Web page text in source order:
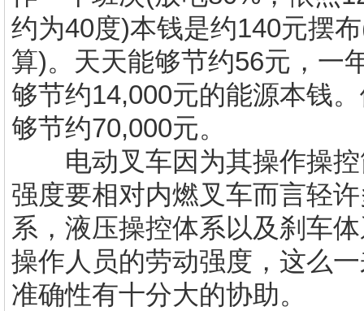
约为40度)本钱是约140元摆
算)。天天能够节约56元，一
够节约14,000元的能源本钱
够节约70,000元。
电动叉车因为其操作操控
强度要相对内燃叉车而言轻
系，液压操控体系以及刹车
操作人员的劳动强度，这么
准确性有十分大的协助。